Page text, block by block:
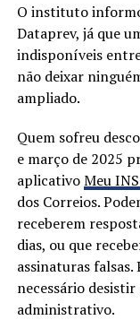
O instituto
Dataprev, já que
indisponíveis
não deixar
ampliado.
Quem sofreu
e março de 2025
aplicativoMeu
dos Correios.
receberem
dias, ou que
assinaturas falsas.
necessário
administrativo.